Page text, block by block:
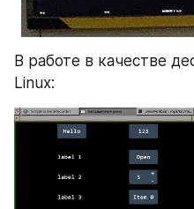
В работе в качестве
Linux: